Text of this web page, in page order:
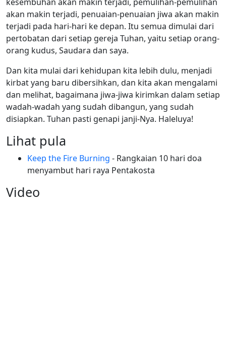
akan makin terjadi, penuaian-penuaian jiwa akan makin
terjadi pada hari-hari ke depan. Itu semua dimulai dari
pertobatan dari setiap gereja Tuhan, yaitu setiap orang-
orang kudus, Saudara dan saya.
Dan kita mulai dari kehidupan kita lebih dulu, menjadi
kirbat yang baru dibersihkan, dan kita akan mengalami
dan melihat, bagaimana jiwa-jiwa kirimkan dalam setiap
wadah-wadah yang sudah dibangun, yang sudah
disiapkan. Tuhan pasti genapi janji-Nya. Haleluya!
Lihat pula
Keep the Fire Burning - Rangkaian 10 hari doa
menyambut hari raya Pentakosta
Video